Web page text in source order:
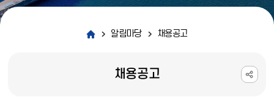
알림마당 채용공고
채용공고